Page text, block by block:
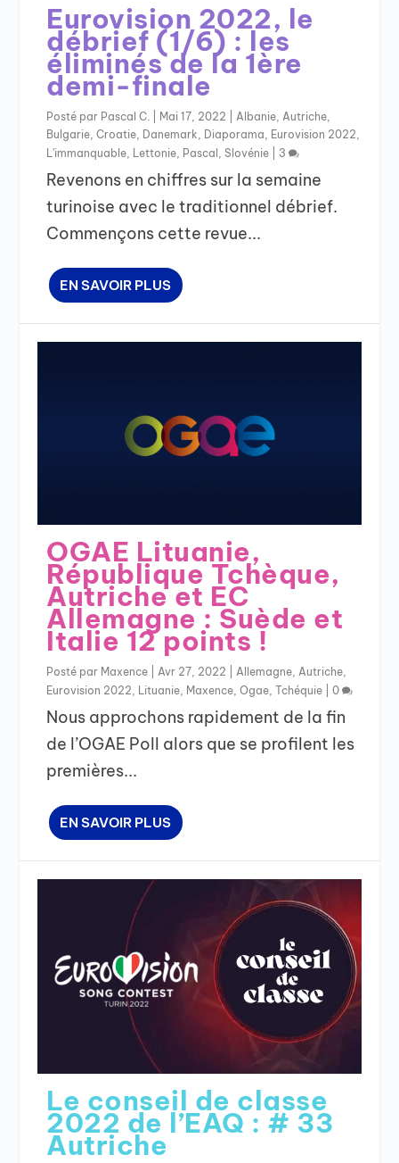
Eurovision 2022, le
débrief (1/6) : les
éliminés de la 1ère
demi-finale
Posté par Pascal C. Mai 17, 2022 |Albanie,Autriche,
Bulgarie,Croatie, Danemark, Diaporama, Eurovision 2022,
L'immanquable, Lettonie, Pascal ,Slovénie 3
Revenons en chiffres sur la semaine
turinoise avec le traditionnel débrief.
Commençons cette revue...
EN SAVOIR PLUS
OGAE Lituanie,
République Tchèque,
Autriche et EC
Allemagne : Suède et
Italie 12 points !
Posté par Maxence Avr 27, 2022 Allemagne Autriche
Eurovision 2022
Lituanie Maxence ,Ogae ,Tchéquie |0
Nous approchons rapidement de la fin
de l’OGAE Poll alors que se profilent les
premières...
EN SAVOIR PLUS
Le conseil de classe
2022 de l’EAQ : # 33
Autriche